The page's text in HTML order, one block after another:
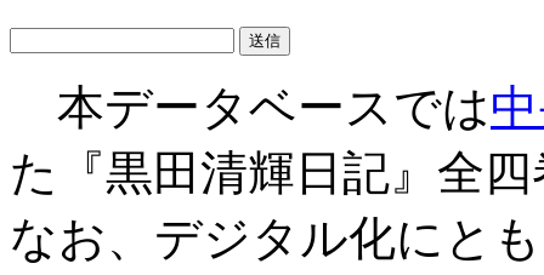
本データベースでは
た『黒田清輝日記』全
なお、デジタル化にと